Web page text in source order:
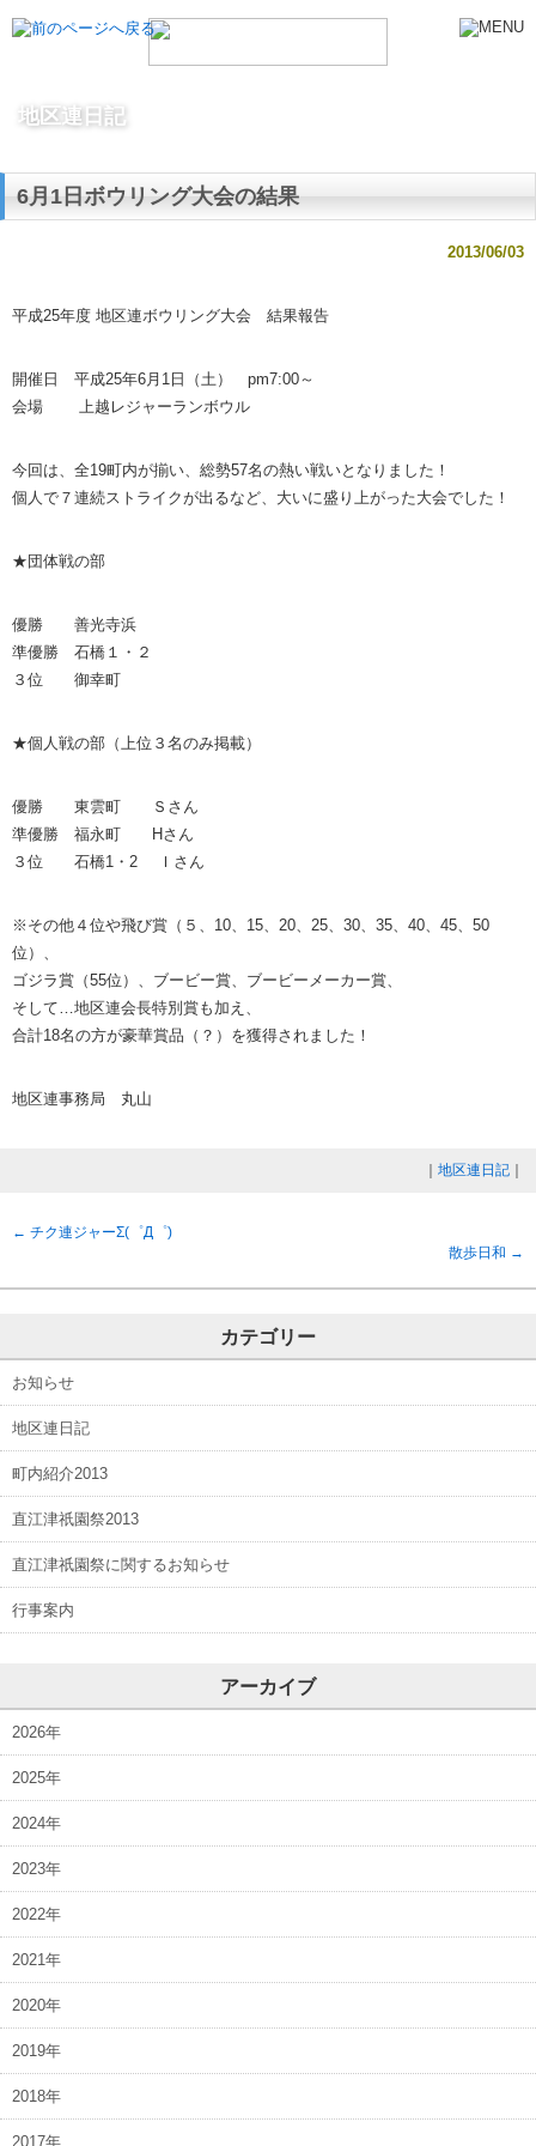
地区連日記
6月1日ボウリング大会の結果
2013/06/03
平成25年度 地区連ボウリング大会 結果報告
開催日 平成25年6月1日（土） pm7:00～
会場 上越レジャーランボウル
今回は、全19町内が揃い、総勢57名の熱い戦いとなりました！
個人で７連続ストライクが出るなど、大いに盛り上がった大会でし た！
★団体戦の部
優勝 善光寺浜
準優勝 石橋１・２
３位 御幸町
★個人戦の部（上位３名のみ掲載）
優勝 東雲町 Ｓさん
準優勝 福永町 Hさん
３位 石橋1・2 Ｉさん
※その他４位や飛び賞（５、10、15、20、25、30、35、40、45、50
位）、
ゴジラ賞（55位）、ブービー賞、ブービーメーカー賞、
そして…地区連会長特別賞も加え、
合計18名の方が豪華賞品（？）を獲得されました！
地区連事務局 丸山
地区連日記
← チク連ジャーΣ(゜Д゜)
散歩日和 →
カテゴリー
お知らせ
地区連日記
町内紹介2013
直江津祇園祭2013
直江津祇園祭に関するお知らせ
行事案内
アーカイブ
2026年
2025年
2024年
2023年
2022年
2021年
2020年
2019年
2018年
2017年